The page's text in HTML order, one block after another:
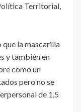
Territorial,
la mascarilla
y también en
como un
pero no se
de 1,5